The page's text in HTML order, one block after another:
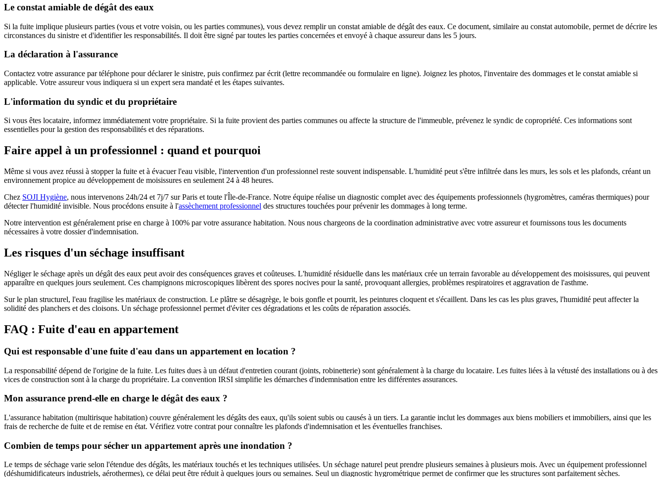
Le constat amiable de dégât des eaux
Si la fuite implique plusieurs parties (vous et votre voisin, ou les parties communes), vous devez remplir un constat amiable de dégât des eaux. Ce document, similaire au constat automobile, permet de décrire les
circonstances du sinistre et d'identifier les responsabilités. Il doit être signé par toutes les parties concernées et envoyé à chaque assureur dans les 5 jours.
La déclaration à l'assurance
Contactez votre assurance par téléphone pour déclarer le sinistre, puis confirmez par écrit (lettre recommandée ou formulaire en ligne). Joignez les photos, l'inventaire des dommages et le constat amiable si
applicable. Votre assureur vous indiquera si un expert sera mandaté et les étapes suivantes.
L'information du syndic et du propriétaire
Si vous êtes locataire, informez immédiatement votre propriétaire. Si la fuite provient des parties communes ou affecte la structure de l'immeuble, prévenez le syndic de copropriété. Ces informations sont
essentielles pour la gestion des responsabilités et des réparations.
Faire appel à un professionnel : quand et pourquoi
Même si vous avez réussi à stopper la fuite et à évacuer l'eau visible, l'intervention d'un professionnel reste souvent indispensable. L'humidité peut s'être infiltrée dans les murs, les sols et les plafonds, créant un
environnement propice au développement de moisissures en seulement 24 à 48 heures.
Chez SOJI Hygiène, nous intervenons 24h/24 et 7j/7 sur Paris et toute l'Île-de-France. Notre équipe réalise un diagnostic complet avec des équipements professionnels (hygromètres, caméras thermiques) pour
détecter l'humidité invisible. Nous procédons ensuite à l'assèchement professionnel des structures touchées pour prévenir les dommages à long terme.
Notre intervention est généralement prise en charge à 100% par votre assurance habitation. Nous nous chargeons de la coordination administrative avec votre assureur et fournissons tous les documents
nécessaires à votre dossier d'indemnisation.
Les risques d'un séchage insuffisant
Négliger le séchage après un dégât des eaux peut avoir des conséquences graves et coûteuses. L'humidité résiduelle dans les matériaux crée un terrain favorable au développement des moisissures, qui peuvent
apparaître en quelques jours seulement. Ces champignons microscopiques libèrent des spores nocives pour la santé, provoquant allergies, problèmes respiratoires et aggravation de l'asthme.
Sur le plan structurel, l'eau fragilise les matériaux de construction. Le plâtre se désagrège, le bois gonfle et pourrit, les peintures cloquent et s'écaillent. Dans les cas les plus graves, l'humidité peut affecter la
solidité des planchers et des cloisons. Un séchage professionnel permet d'éviter ces dégradations et les coûts de réparation associés.
FAQ : Fuite d'eau en appartement
Qui est responsable d'une fuite d'eau dans un appartement en location ?
La responsabilité dépend de l'origine de la fuite. Les fuites dues à un défaut d'entretien courant (joints, robinetterie) sont généralement à la charge du locataire. Les fuites liées à la vétusté des installations ou à des
vices de construction sont à la charge du propriétaire. La convention IRSI simplifie les démarches d'indemnisation entre les différentes assurances.
Mon assurance prend-elle en charge le dégât des eaux ?
L'assurance habitation (multirisque habitation) couvre généralement les dégâts des eaux, qu'ils soient subis ou causés à un tiers. La garantie inclut les dommages aux biens mobiliers et immobiliers, ainsi que les
frais de recherche de fuite et de remise en état. Vérifiez votre contrat pour connaître les plafonds d'indemnisation et les éventuelles franchises.
Combien de temps pour sécher un appartement après une inondation ?
Le temps de séchage varie selon l'étendue des dégâts, les matériaux touchés et les techniques utilisées. Un séchage naturel peut prendre plusieurs semaines à plusieurs mois. Avec un équipement professionnel
(déshumidificateurs industriels, aérothermes), ce délai peut être réduit à quelques jours ou semaines. Seul un diagnostic hygrométrique permet de confirmer que les structures sont parfaitement sèches.